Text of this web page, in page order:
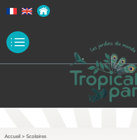
Accueil> Scolaires